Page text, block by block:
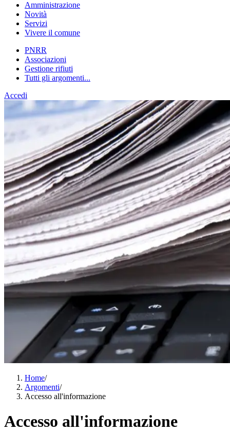
Amministrazione
Novità
Servizi
Vivere il comune
PNRR
Associazioni
Gestione rifiuti
Tutti gli argomenti...
Accedi
Home/
Argomenti/
Accesso all'informazione
Accesso all'informazione